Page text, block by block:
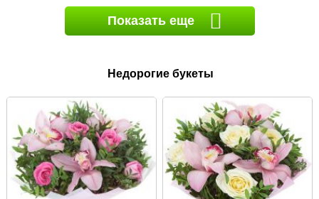
Показать еще
Недорогие букеты